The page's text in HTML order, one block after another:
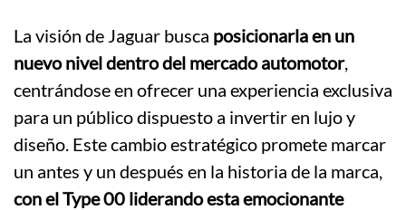
La visión de Jaguar busca posicionarla en un
nuevo nivel dentro del mercado automotor,
centrándose en ofrecer una experiencia exclusiva
para un público dispuesto a invertir en lujo y
diseño. Este cambio estratégico promete marcar
un antes y un después en la historia de la marca,
con el Type 00 liderando esta emocionante